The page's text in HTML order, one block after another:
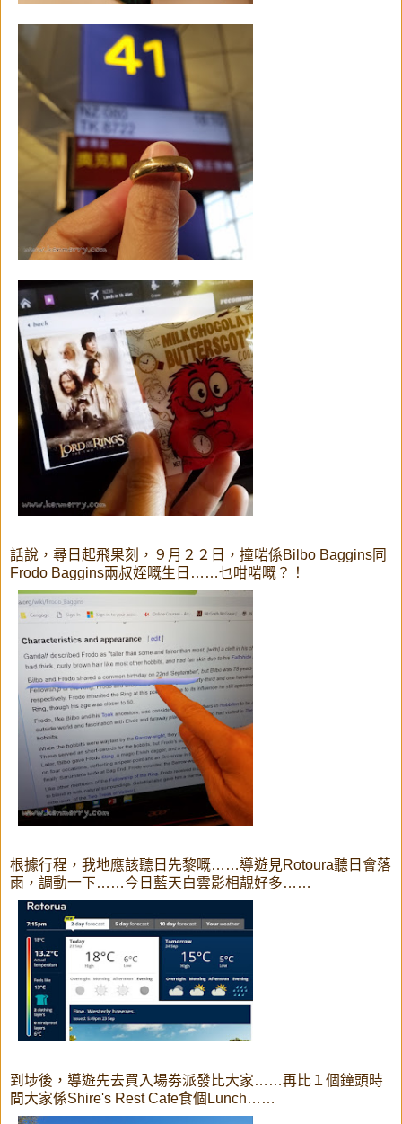
話說，尋日起飛果刻，９月２２日，撞啱係Bilbo Baggins同
Frodo Baggins兩叔姪嘅生日……乜咁啱嘅？！
根據行程，我地應該聽日先黎嘅……導遊見Rotoura聽日會落
雨，調動一下……今日藍天白雲影相靚好多……
到埗後，導遊先去買入場劵派發比大家……再比１個鐘頭時
間大家係Shire's Rest Cafe食個Lunch……